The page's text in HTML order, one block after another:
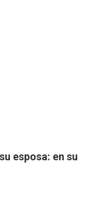
esposa: en su